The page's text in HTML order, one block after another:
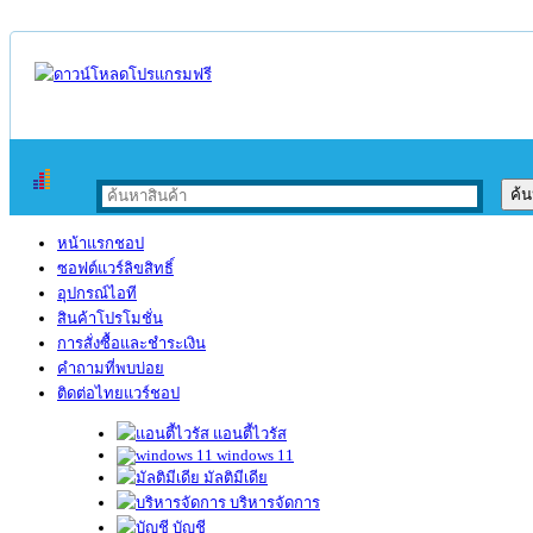
หน้าแรกชอป
ซอฟต์แวร์ลิขสิทธิ์
อุปกรณ์ไอที
สินค้าโปรโมชั่น
การสั่งซื้อและชำระเงิน
คำถามที่พบบ่อย
ติดต่อไทยแวร์ชอป
แอนตี้ไวรัส
windows 11
มัลติมีเดีย
บริหารจัดการ
บัญชี